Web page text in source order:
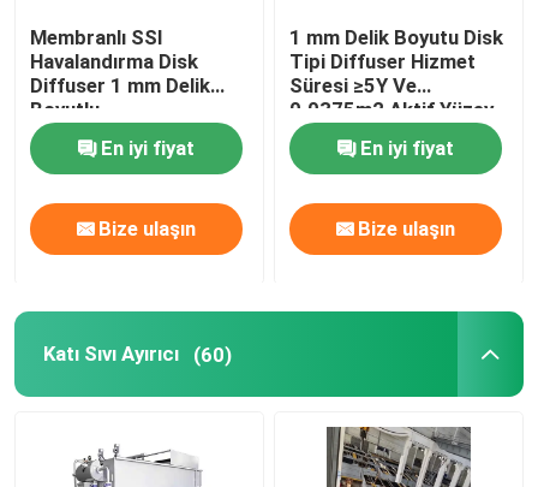
Çamur Susuzlaştırma Makinesi
Atıksu Yoğunlaştırıcı
SSI havalandırma difüzörleri
Katı Sıvı Ayırıcı
Su Arıtma Dolgusu
Membran Biyoreaktörü
Membranlı SSI
Havalandırma Disk
Diffuser 1 mm Delik
Boyutlu
En iyi fiyat
Bize ulaşın
1 mm Delik Boyutu Disk
Tipi Diffuser Hizmet
Süresi ≥5Y Ve
0.0375m2 Aktif Yüzey
Alanı
En iyi fiyat
Bize ulaşın
Katı Sıvı Ayırıcı (60)